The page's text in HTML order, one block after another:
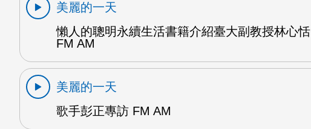
美麗的一天
懶人的聰明永續生活書籍介紹臺大副教授林心恬
FM AM
美麗的一天
歌手彭正專訪 FM AM